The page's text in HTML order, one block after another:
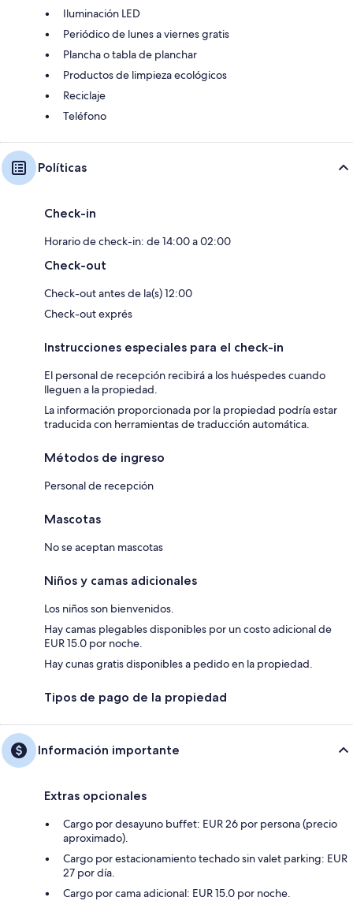
Iluminación LED
Periódico de lunes a viernes gratis
Plancha o tabla de planchar
Productos de limpieza ecológicos
Reciclaje
Teléfono
Políticas
Check-in
Horario de check-in: de 14:00 a 02:00
Check-out
Check-out antes de la(s) 12:00
Check-out exprés
Instrucciones especiales para el check-in
El personal de recepción recibirá a los huéspedes cuando
lleguen a la propiedad.
La información proporcionada por la propiedad podría estar
traducida con herramientas de traducción automática.
Métodos de ingreso
Personal de recepción
Mascotas
No se aceptan mascotas
Niños y camas adicionales
Los niños son bienvenidos.
Hay camas plegables disponibles por un costo adicional de
EUR 15.0 por noche.
Hay cunas gratis disponibles a pedido en la propiedad.
Tipos de pago de la propiedad
Información importante
Extras opcionales
Cargo por desayuno buffet: EUR 26 por persona (precio
aproximado).
Cargo por estacionamiento techado sin valet parking: EUR
27 por día.
Cargo por cama adicional: EUR 15.0 por noche.